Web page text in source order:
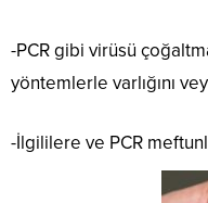
-PCR gibi virüsü
yöntemlerle varlığını
-İlgililere ve PCR